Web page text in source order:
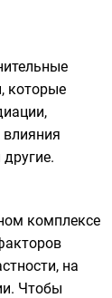
которые
,
влияния
комплексе
на
Чтобы